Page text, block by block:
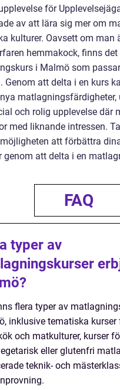
för
av att lära sig mer om
kulturer. Oavsett om man
hemmakock, finns det
i Malmö som
Genom att delta i en kurs
och rolig upplevelse där
med liknande intressen.
att förbättra
genom att delta i en
FAQ
typer av
flera typer av
inklusive tematiska kurser
och matkulturer, kurser
eller glutenfri
teknik- och